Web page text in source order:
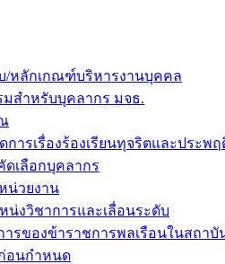
/หลักเกณฑ์บริหารงานบุคคล
มสำหรับบุคลากร มจธ.
การเรื่องร้องเรียนทุจริตและประพ
ดเลือกบุคลากร
น่วยงาน
น่งวิชาการและเลื่อนระดับ
ารของข้าราชการพลเรือนในสถา
อนกำหนด